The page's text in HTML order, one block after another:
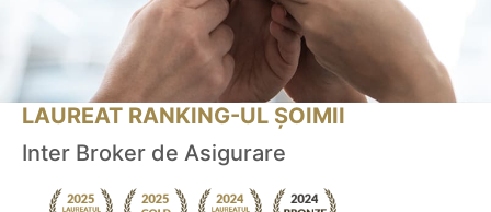
LAUREAT RANKING-UL ȘOIMII
Inter Broker de Asigurare